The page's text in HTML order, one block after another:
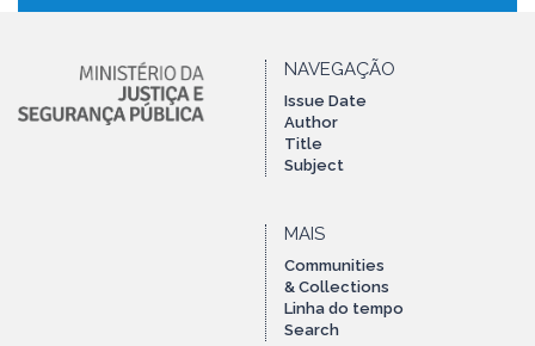
NAVEGAÇÃO
Issue Date
Author
Title
Subject
MAIS
Communities
& Collections
Linha do tempo
Search